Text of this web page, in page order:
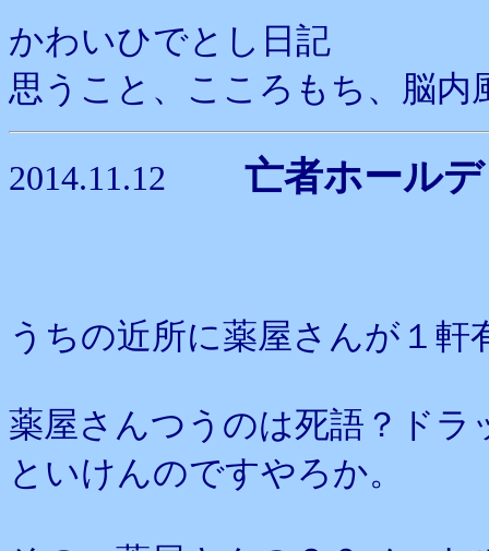
かわいひでとし日記
思うこと、こころもち、脳内
2014.11.12 亡者ホール
うちの近所に薬屋さんが１軒
薬屋さんつうのは死語？ド
といけんのですやろか。